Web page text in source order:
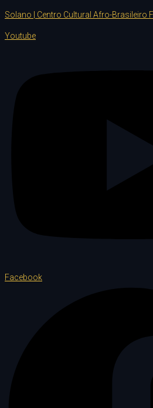
Solano | Centro Cultural Afro-Brasileiro
Youtube
Facebook